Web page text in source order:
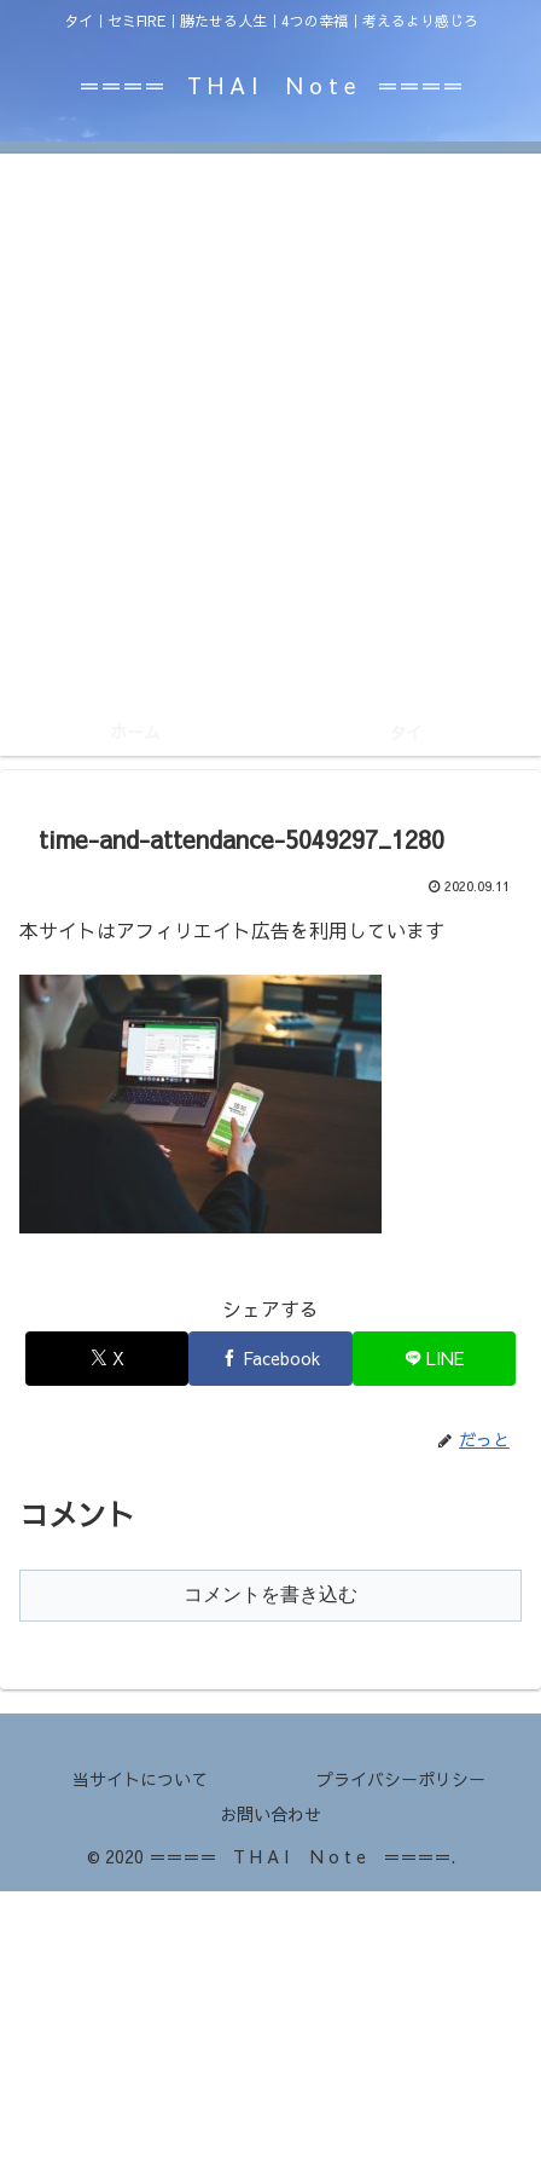
タイ｜セミFIRE｜勝たせる人生｜4つの幸福｜考えるより感じろ
＝＝＝＝ T H A I N o t e ＝＝＝＝
time-and-attendance-5049297_1280
2020.09.11
本サイトはアフィリエイト広告を利用しています
シェアする
X Facebook LINE
だっと
コメント
コメントを書き込む
当サイトについて
プライバシーポリシー
お問い合わせ
© 2020 ＝＝＝＝ T H A I N o t e ＝＝＝＝.